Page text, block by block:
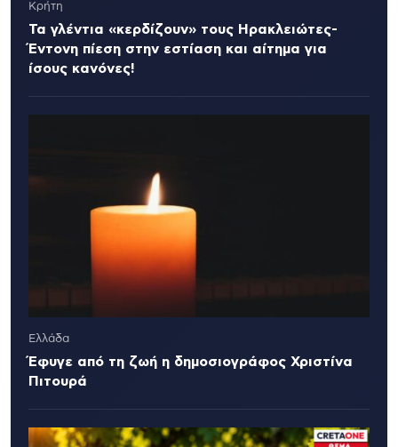
Κρήτη
Τα γλέντια «κερδίζουν» τους Ηρακλειώτες-
Έντονη πίεση στην εστίαση και αίτημα για
ίσους κανόνες!
Ελλάδα
Έφυγε από τη ζωή η δημοσιογράφος Χριστίνα
Πιτουρά